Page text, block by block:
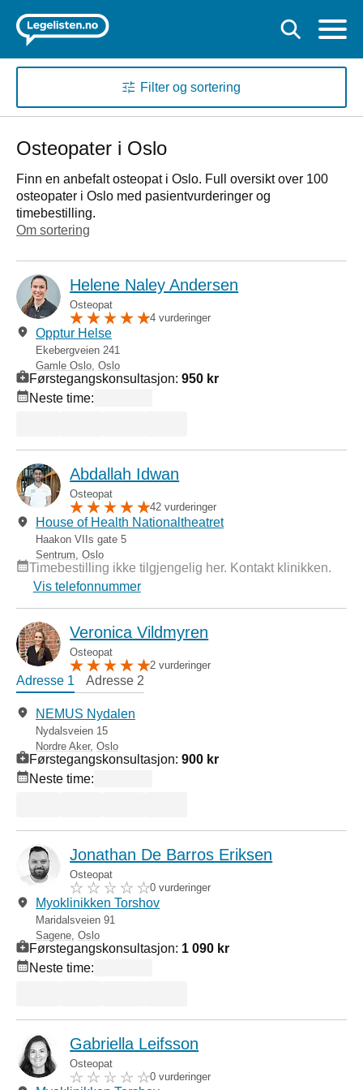
Filter og sortering
Osteopater i Oslo
Finn en anbefalt osteopat i Oslo. Full oversikt over 100
osteopater i Oslo med pasientvurderinger og
timebestilling.
Om sortering
Helene Naley Andersen
Osteopat
4 vurderinger
Opptur Helse
Ekebergveien 241
Gamle Oslo Oslo
Førstegangskonsultasjon: 950 kr
Neste time:
Abdallah Idwan
Osteopat
42 vurderinger
House of Health Nationaltheatret
Haakon VIIs gate 5
Sentrum, Oslo
Timebestilling ikke tilgjengelig her. Kontakt klinikken.
Vis telefonnummer
Veronica Vildmyren
Osteopat
2 vurderinger
Adresse 1 Adresse 2
NEMUS Nydalen
Nydalsveien 15
Nordre Aker, Oslo
Førstegangskonsultasjon: 900 kr
Neste time:
Jonathan De Barros Eriksen
Osteopat
0 vurderinger
Myoklinikken Torshov
Maridalsveien 91
Sagene, Oslo
Førstegangskonsultasjon: 1 090 kr
Neste time:
Gabriella Leifsson
Osteopat
0 vurderinger